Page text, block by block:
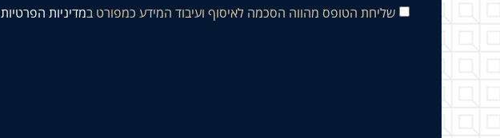
שליחת הטופס מהווה הסכמה לאיסוף ועיבוד המידע כמפורט במדיניות הפרטיות